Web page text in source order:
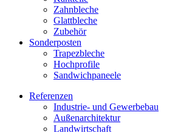
Zahnbleche
Glattbleche
Zubehör
Sonderposten
Trapezbleche
Hochprofile
Sandwichpaneele
Referenzen
Industrie- und Gewerbebau
Außenarchitektur
Landwirtschaft